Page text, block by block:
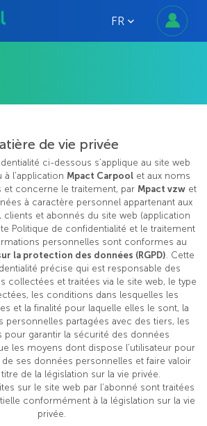
FR
de vie privée
ci-dessous s’applique au site web
à l’application Mpact Carpool et aux noms
et concerne le traitement, par Mpact vzwet
à caractère personnel appartenant aux
clients et abonnés du site web (application
Politique de confidentialité et le traitement
personnelles sont conformes au
la protection des données (RGPD). Cette
précise qui est responsable des
collectées et traitées via le site web, le type
les conditions dans lesquelles les
et la finalité pour laquelle elles le sont, la
personnelles partagées avec des tiers, les
pour garantir la sécurité des données
les moyens dont dispose l’utilisateur pour
ses données personnelles et faire valoir
de la législation sur la vie privée.
sur le site web par l’abonné sont traitées
conformément à la législation sur la vie
privée.